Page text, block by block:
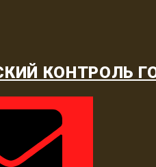
КОНТРОЛЬ